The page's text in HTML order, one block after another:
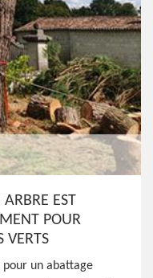
ARBRE EST
POUR
VERTS
pour un abattage